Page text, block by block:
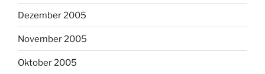
Dezember 2005
November 2005
Oktober 2005